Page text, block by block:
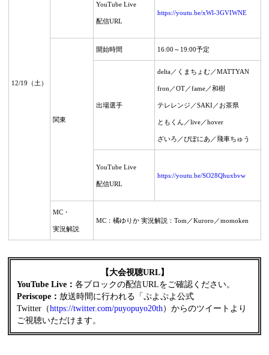
12/19 （土）
YouTube Live
配信URL
https://youtu.be/xWl-3GVIWNE
関東
開始時間 16:00～19:00予定
出場選手
delta／くまちょむ／MATTYAN
fron／OT／fame／和樹
テレレンジ／SAKI／お茶県
ともくん／live／hover
ざいろ／ぴぽにあ／飛車ちゅう
YouTube Live
配信URL
https://youtu.be/SO28Qhuxbvw
MC・
実況解説
MC：橘ゆりか 実況解説：Tom／Kuroro／momoken
【大会視聴URL】
YouTube Live ：各ブロックの配信URLをご確認ください。
Periscope：放送時間に行われる「ぷよぷよ公式
Twitter（https://twitter.com/puyopuyo20th）からのツイートより
ご視聴いただけます。